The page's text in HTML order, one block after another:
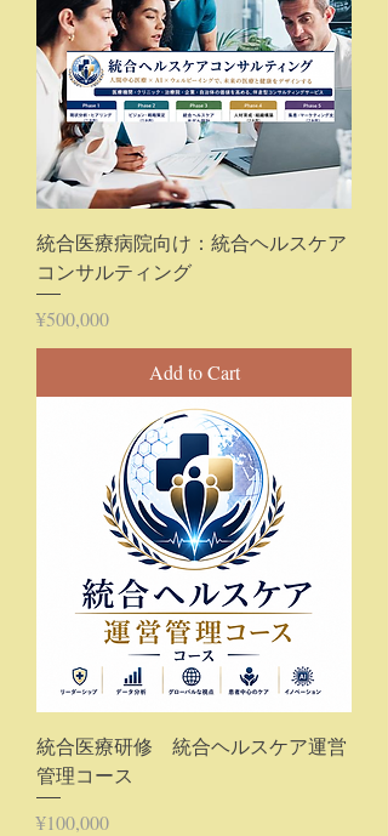
統合医療病院向け：統合ヘルスケア
コンサルティング
Price
¥500,000
Add to Cart
統合医療研修 統合ヘルスケア運営
管理コース
Price
¥100,000